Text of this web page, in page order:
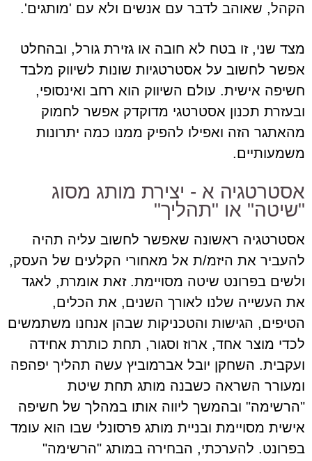
הקהל, שאוהב לדבר עם אנשים ולא עם 'מותגים'.
מצד שני, זו בטח לא חובה או גזירת גורל, ובהחלט
אפשר לחשוב על אסטרטגיות שונות לשיווק מלבד
חשיפה אישית. עולם השיווק הוא רחב ואינסופי,
ובעזרת תכנון אסטרטגי מדוקדק אפשר לחמוק
מהאתגר הזה ואפילו להפיק ממנו כמה יתרונות
משמעותיים.
אסטרטגיה א - יצירת מותג מסוג
"שיטה" או "תהליך"
אסטרטגיה ראשונה שאפשר לחשוב עליה תהיה
להעביר את היזמ/ת אל מאחורי הקלעים של העסק,
ולשים בפרונט שיטה מסויימת. זאת אומרת, לאגד
את העשייה שלנו לאורך השנים, את הכלים,
הטיפים, הגישות והטכניקות שבהן אנחנו משתמשים
לכדי מוצר אחד, ארוז וסגור, תחת כותרת אחידה
ועקבית. השחקן יובל אברמוביץ עשה תהליך יפהפה
ומעורר השראה כשבנה מותג תחת שיטת
"הרשימה" ובהמשך ליווה אותו במהלך של חשיפה
אישית מסויימת ובניית מותג פרסונלי שבו הוא עומד
בפרונט. להערכתי, הבחירה במותג "הרשימה"